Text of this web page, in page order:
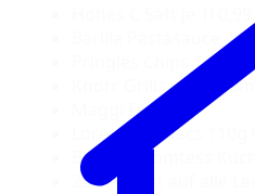
Hohes C Saft je 1l
Barilla Pastasauce
Pringles Chips 160-
Knorr Grillsauce
Maggi Fix 0,39
Lorenz Nic Nacs 110g
Bahlsen Comtess
25% Rabatt auf alle